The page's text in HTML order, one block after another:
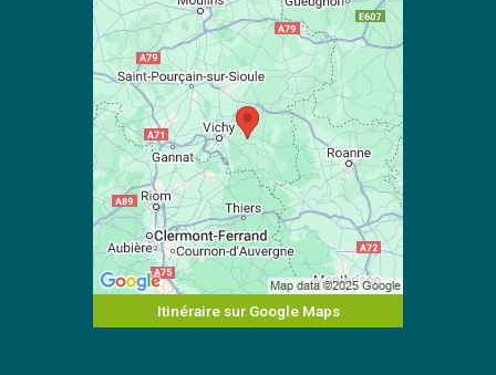
Itinéraire sur Google Maps